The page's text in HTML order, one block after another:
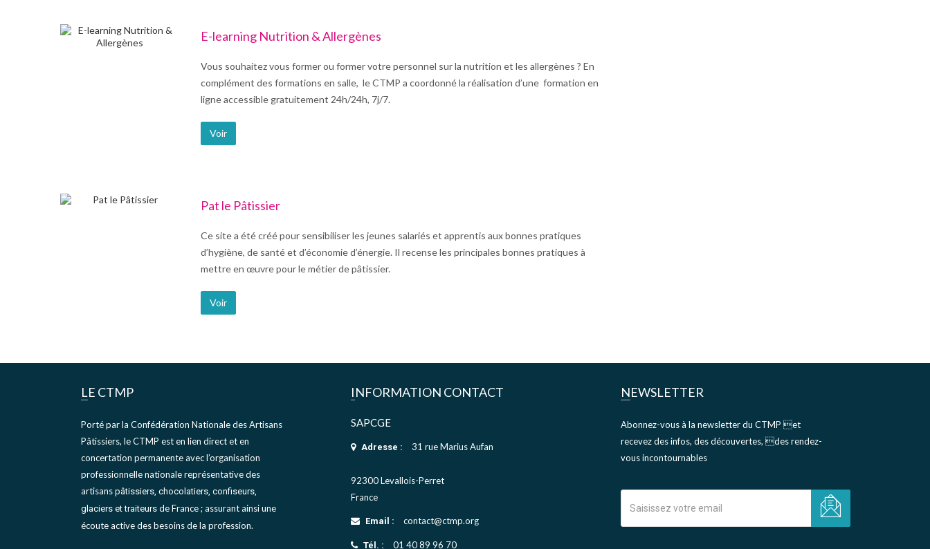
E-learning Nutrition & Allergènes
Vous souhaitez vous former ou former votre personnel sur la nutrition et les allergènes ? En
complément des formations en salle, le CTMP a coordonné la réalisation d’une formation en
ligne accessible gratuitement 24h/24h, 7j/7.
Voir
Pat le Pâtissier
Ce site a été créé pour sensibiliser les jeunes salariés et apprentis aux bonnes pratiques
d’hygiène, de santé et d’économie d’énergie. Il recense les principales bonnes pratiques à
mettre en œuvre pour le métier de pâtissier.
Voir
LE CTMP
Porté par la Confédération Nationale des Artisans
Pâtissiers, le CTMP est en lien direct et en
concertation permanente avec l’organisation
professionnelle nationale représentative des
artisans pâtissiers, chocolatiers, confiseurs,
glaciers et traiteurs de France ; assurant ainsi une
écoute active des besoins de la profession.
INFORMATION CONTACT
SAPCGE
Adresse : 31 rue Marius Aufan
92300 Levallois-Perret
France
Email : contact@ctmp.org
Tél. : 01 40 89 96 70
NEWSLETTER
Abonnez-vous à la newsletter du CTMP et
recevez des infos, des découvertes, des rendez-
vous incontournables